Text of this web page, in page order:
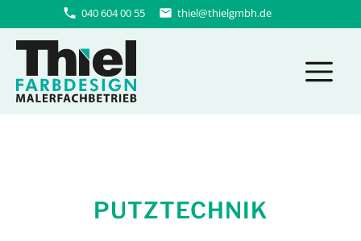
Inhalt
springen
040 604 00 55 thiel@thielgmbh.de
PUTZTECHNIK